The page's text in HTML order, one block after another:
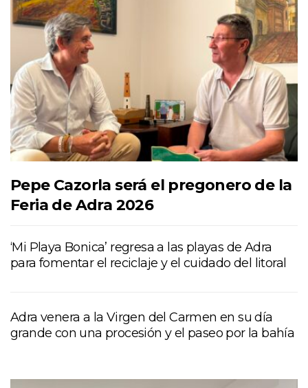
Pepe Cazorla será el pregonero de la
Feria de Adra 2026
‘Mi Playa Bonica’ regresa a las playas de Adra
para fomentar el reciclaje y el cuidado del litoral
Adra venera a la Virgen del Carmen en su día
grande con una procesión y el paseo por la bahía